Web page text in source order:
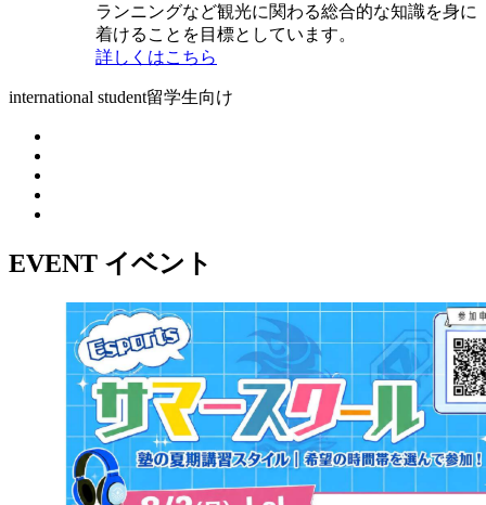
ランニングなど観光に関わる総合的な知識を身に
着けることを目標としています。
詳しくはこちら
international student留学生向け
EVENT イベント